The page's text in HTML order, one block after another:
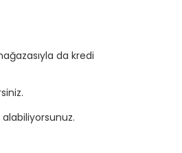
da kredi